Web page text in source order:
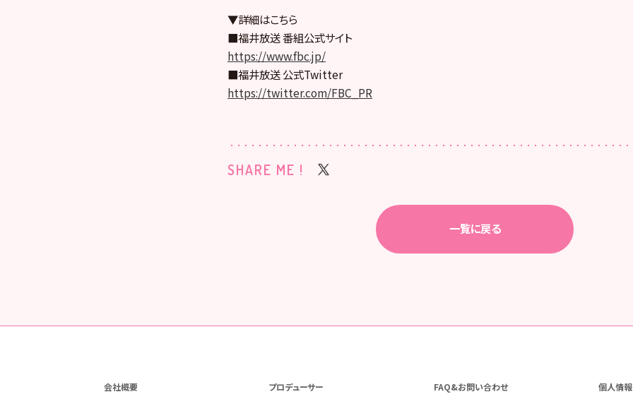
▼詳細はこちら
■福井放送 番組公式サイト
https://www.fbc.jp/
■福井放送 公式Twitter
https://twitter.com/FBC_PR
SHARE ME !
一覧に戻る
会社概要 プロデューサー FAQ&お問い合わせ 個人情